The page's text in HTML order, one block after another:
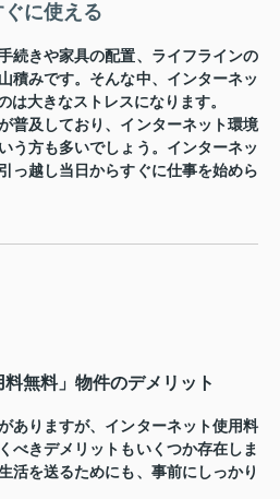
に使える
続きや家具の配置、ライフラインの
積みです。そんな中、インターネッ
は大きなストレスになります。
普及しており、インターネット環境
う方も多いでしょう。インターネッ
っ越し当日からすぐに仕事を始めら
無料」物件のデメリット
ありますが、インターネット使用料
べきデメリットもいくつか存在しま
活を送るためにも、事前にしっかり